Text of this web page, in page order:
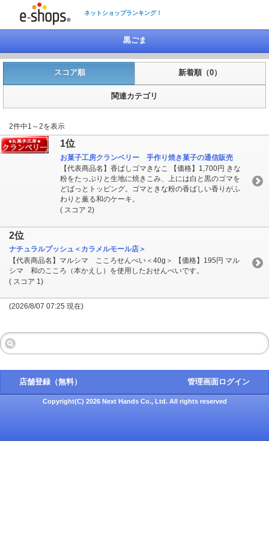
ネットショップランキング！
黒ごま
スコア順 新着順（0）
関連カテゴリ
2件中1～2を表示
1位
お菓子工房クランベリー 手作り焼き菓子の通信販売
【代表商品名】香ばしゴマきなこ 【価格】1,700円 きな
粉をたっぷりと生地に焼きこみ、上には白と黒のゴマを
どばっとトッピング。ゴマときな粉の香ばしい香りがふ
わりと薫る和のケーキ。
( スコア 2)
2位
ナチュラルプッシュ＜カラメルモール店＞
【代表商品名】マルシマ こころせんべい＜40g＞ 【価格】195円 マル
シマ 和のこころ（本かえし）を使用したおせんべいです。
( スコア 1)
(2026/8/07 07:25 現在)
店舗登録（無料） 管理画面ログイン
Copyright(C) 2026 Next Hands Co., Ltd. All rights reserved